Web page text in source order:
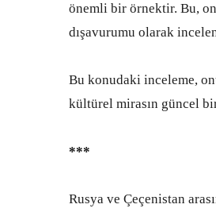
önemli bir örnektir. Bu,
dışavurumu olarak
Bu konudaki inceleme,
kültürel mirasın güncel
***
Rusya ve Çeçenistan